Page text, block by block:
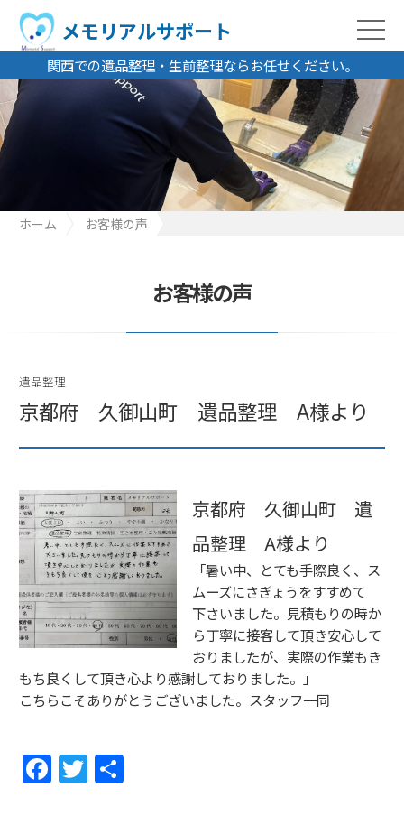
関西での遺品整理・生前整理ならお任せください。
メモリアルサポート
ホーム
お客様の声
お客様の声
遺品整理
京都府 久御山町 遺品整理 A様より
京都府 久御山町 遺
品整理 A様より
「暑い中、とても手際良く、ス
ムーズにさぎょうをすすめて
下さいました。見積もりの時か
ら丁寧に接客して頂き安心して
おりましたが、実際の作業もき
もち良くして頂き心より感謝しておりました。」
こちらこそありがとうございました。スタッフ一同
F T